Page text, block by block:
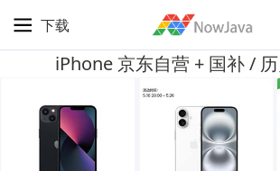
下载
iPhone 京东自营 + 国补 /